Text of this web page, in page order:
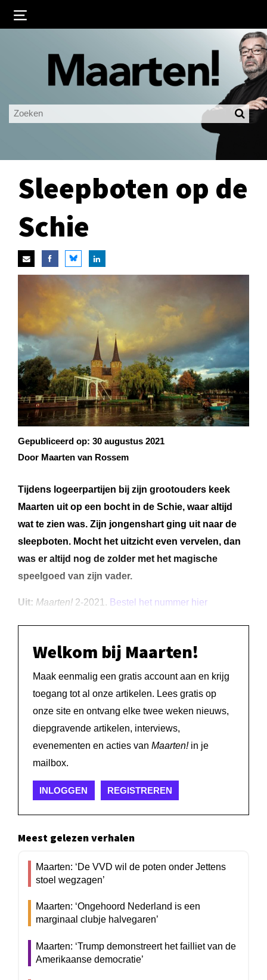
Ingelogd blijven
LOGIN
Sleepboten op de
Schie
Gepubliceerd op: 30 augustus 2021
Door Maarten van Rossem
Tijdens logeerpartijen bij zijn grootouders keek
Maarten uit op een bocht in de Schie, waar altijd
wat te zien was. Zijn jongenshart ging uit naar de
sleepboten. Mocht het uitzicht even vervelen, dan
was er altijd nog de zolder met het magische
speelgoed van zijn vader.
Uit: Maarten! 2-2021. Bestel het nummer hier
Welkom bij Maarten!
Maak eenmalig een gratis account aan en krijg
toegang tot al onze artikelen. Lees gratis op
onze site en ontvang elke twee weken nieuws,
diepgravende artikelen, interviews,
evenementen en acties van Maarten!in je
mailbox.
INLOGGEN REGISTREREN
Meest gelezen verhalen
Maarten: ‘De VVD wil de poten onder Jettens
stoel wegzagen’
Maarten: ‘Ongehoord Nederland is een
marginaal clubje halvegaren’
Maarten: ‘Trump demonstreert het failliet van de
Amerikaanse democratie’